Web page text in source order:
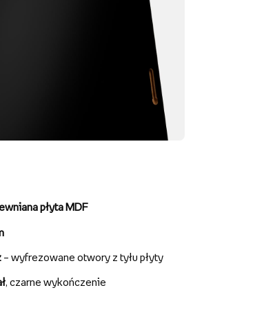
płyta MDF
– wyfrezowane otwory z tyłu płyty
, czarne wykończenie